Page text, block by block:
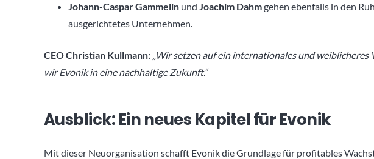
Johann-Caspar Gammelin und Joachim Dahmgehen ebenfalls in den
ausgerichtetes Unternehmen.
CEO Christian Kullmann: „Wir setzen auf ein internationales und weiblicheres
wir Evonik in eine nachhaltige Zukunft.“
Ausblick: Ein neues Kapitel für Evonik
Mit dieser Neuorganisation schafft Evonik die Grundlage für profitables